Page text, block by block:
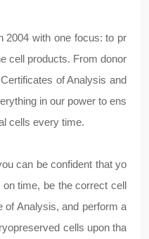
2004 with one focus: to pr
cell products. From donor
of Analysis and
in our power to ens
cells every time.
can be confident that yo
time, be the correct cell
of Analysis, and perform a
cells upon tha